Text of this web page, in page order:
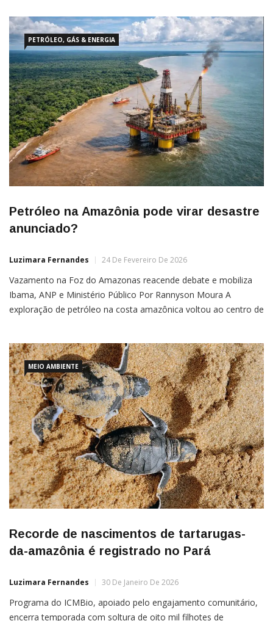
Segundo uma pesquisa, um dos grupos de espécies mais
desconhecidas é o
PETRÓLEO, GÁS & ENERGIA
Petróleo na Amazônia pode virar desastre
anunciado?
Luzimara Fernandes 24 De Fevereiro De 2026
Vazamento na Foz do Amazonas reacende debate e mobiliza
Ibama, ANP e Ministério Público Por Rannyson Moura A
exploração de petróleo na costa amazônica voltou ao centro de
O episódio, ocorrido no início de janeiro, levou […]
MEIO AMBIENTE
Recorde de nascimentos de tartarugas-
da-amazônia é registrado no Pará
Luzimara Fernandes 30 De Janeiro De 2026
Programa do ICMBio, apoiado pelo engajamento comunitário,
encerra temporada com soltura de oito mil filhotes de